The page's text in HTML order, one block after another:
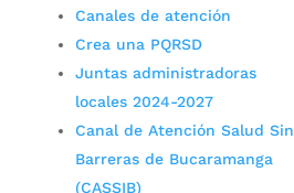
Canales de atención
Crea una PQRSD
Juntas administradoras
locales 2024-2027
Canal de Atención Salud Sin
Barreras de Bucaramanga
(CASSIB)